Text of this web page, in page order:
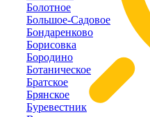
Болотное
Большое-Садовое
Бондаренково
Борисовка
Бородино
Ботаническое
Братское
Брянское
Буревестник